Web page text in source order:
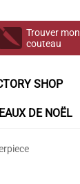
Trouver mon
couteau
SHOP
DE NOËL
Frais de port